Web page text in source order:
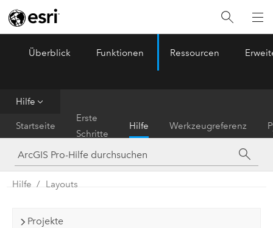
ArcGIS Pro
Überblick Funktionen Ressourcen
Hilfe
Startseite
Erste
Schritte
Hilfe Werkzeugreferenz
Hilfe Layouts
Projekte